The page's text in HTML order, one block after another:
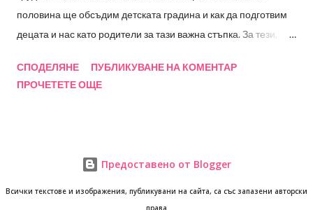
половина ще обсъдим детската градина и как да подготвим
децата и нас като родители за тази важна стъпка. За тези,
практика като детски психолог - Радостина Стоянова и осма
поредна година, в която обсъждаме подготовка на най-
участниците 10 дни след събитието. Бонус: Участие в
специално създадена групата във Фейсбук с възможност да
СПОДЕЛЯНЕ
ПУБЛИКУВАНЕ НА КОМЕНТАР
ПРОЧЕТЕТЕ ОЩЕ
Предоставено от Blogger
Всички текстове и изображения, публикувани на сайта, са със запазени авторски